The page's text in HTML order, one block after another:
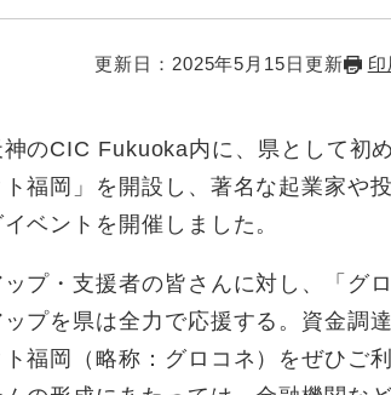
更新日：2025年5月15日更新
のCIC Fukuoka内に、県として初
福岡」を開設し、著名な起業家や
ベントを開催しました。
プ・支援者の皆さんに対し、「グ
プを県は全力で応援する。資金調
福岡（略称：グロコネ）をぜひご